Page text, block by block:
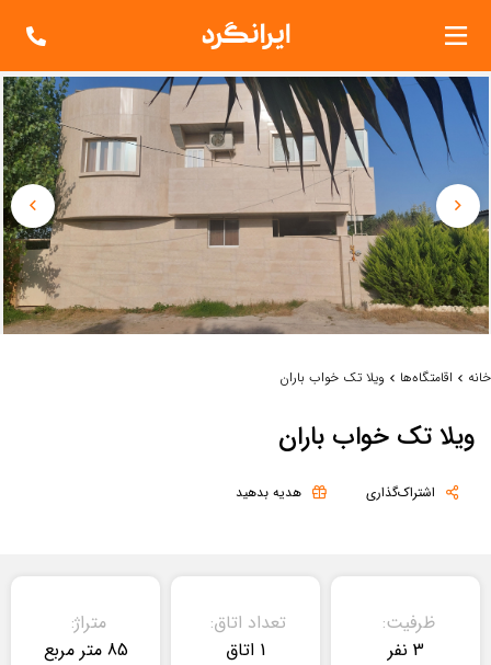
خانه اقامتگاه‌ها ویلا تک خواب باران
ویلا تک خواب باران
اشتراک‌گذاری هدیه بدهید
ظرفیت:
3 نفر
تعداد اتاق:
1 اتاق
متراژ:
85 متر مربع